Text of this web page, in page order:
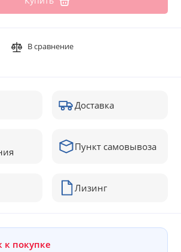
В сравнение
Доставка
Пункт самовывоза
Лизинг
к покупке